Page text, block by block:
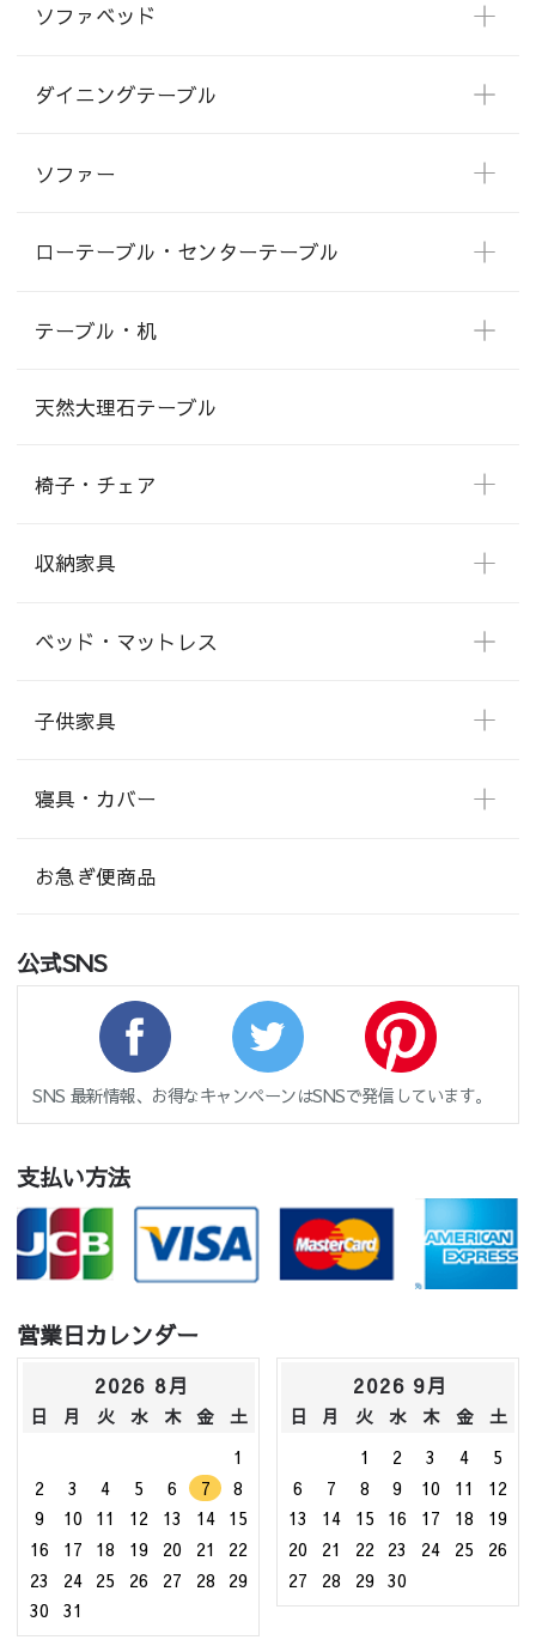
ソファベッド
ダイニングテーブル
ソファー
ローテーブル・センターテーブル
テーブル・机
天然大理石テーブル
椅子・チェア
収納家具
ベッド・マットレス
子供家具
寝具・カバー
お急ぎ便商品
公式SNS
SNS 最新情報、お得なキャンペーンはSNSで発信しています。
支払い方法
営業日カレンダー
2026 8月
日 月 火 水 木 金
土
1
2
3 4 5 6 7
8
9
10 11 12 13 14
15
16
17 18 19 20 21
22
23
24 25 26 27 28
29
30
31
2026 9月
日 月 火 水 木 金
土
1
2 3 4
5
6
7 8 9 10 11
12
13
14 15 16 17 18
19
20
21 22 23 24 25
26
27
28 29 30